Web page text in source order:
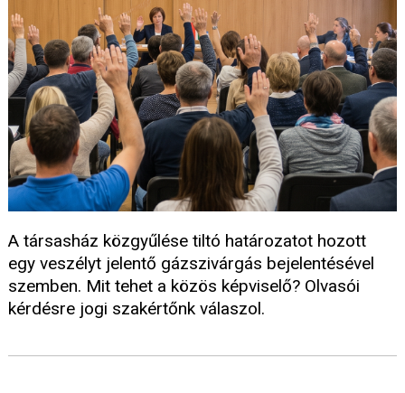
A társasház közgyűlése tiltó határozatot hozott
egy veszélyt jelentő gázszivárgás bejelentésével
szemben. Mit tehet a közös képviselő? Olvasói
kérdésre jogi szakértőnk válaszol.